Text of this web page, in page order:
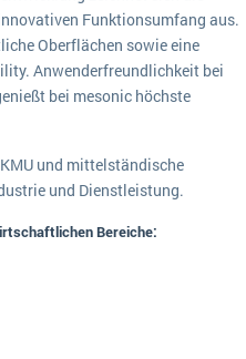
Funktionalitäten
Kosten
Medien
Lebensmittelindustrie
Services
FSM-System: clever und effizient
Funktionsumfang aus.
Oberflächen sowie eine
Anwenderfreundlichkeit bei
bei mesonic höchste
und mittelständische
und Dienstleistung.
Bereiche: